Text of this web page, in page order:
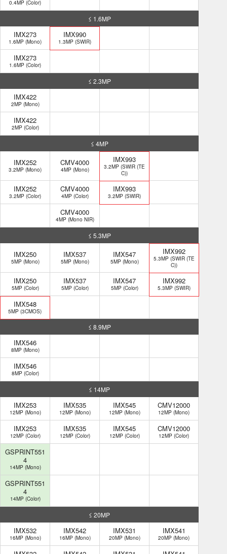
0.4MP (Color)
≤ 1.6MP
IMX273
1.6MP (Mono)
IMX990
1.3MP (SWIR)
IMX273
1.6MP (Color)
≤ 2.3MP
IMX422
2MP (Mono)
IMX422
2MP (Color)
≤ 4MP
IMX252
3.2MP (Mono)
CMV4000
4MP (Mono)
IMX993
3.2MP (SWIR (TE
C))
IMX252
3.2MP (Color)
CMV4000
4MP (Color)
IMX993
3.2MP (SWIR)
CMV4000
4MP (Mono NIR)
≤ 5.3MP
IMX250
5MP (Mono)
IMX537
5MP (Mono)
IMX547
5MP (Mono)
IMX992
5.3MP (SWIR (TE
C))
IMX250
5MP (Color)
IMX537
5MP (Color)
IMX547
5MP (Color)
IMX992
5.3MP (SWIR)
IMX548
5MP (3CMOS)
≤ 8.9MP
IMX546
8MP (Mono)
IMX546
8MP (Color)
≤ 14MP
IMX253
12MP (Mono)
IMX535
12MP (Mono)
IMX545
12MP (Mono)
CMV12000
12MP (Mono)
IMX253
12MP (Color)
IMX535
12MP (Color)
IMX545
12MP (Color)
CMV12000
12MP (Color)
GSPRINT551
4
14MP (Mono)
GSPRINT551
4
14MP (Color)
≤ 20MP
IMX532
16MP (Mono)
IMX542
16MP (Mono)
IMX531
20MP (Mono)
IMX541
20MP (Mono)